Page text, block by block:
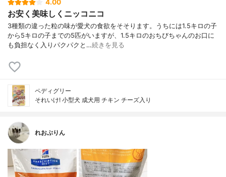
4.00
お安く美味しくニッコニコ
3種類の違った粒の味が愛犬の食欲をそそります。うちには1.5キロの子
から5キロの子までの5匹がいますが、1.5キロのおちびちゃんのお口に
も負担なく入りパクパクと…続きを見る
ペディグリー
それいけ! 小型犬 成犬用 チキン チーズ入り
れおぷりん